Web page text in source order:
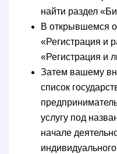
найти раздел
В открывшемся
«Регистрация и
«Регистрация и
Затем вашему
список
услугу под
начале